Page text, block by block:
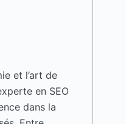
et l’art de
en SEO
dans la